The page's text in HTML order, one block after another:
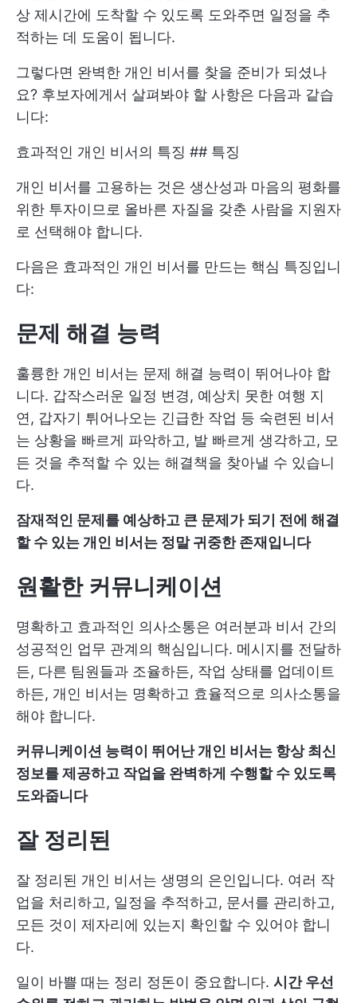
상 제시간에 도착할 수 있도록 도와주면 일정을 추
적하는 데 도움이 됩니다.
그렇다면 완벽한 개인 비서를 찾을 준비가 되셨나
요? 후보자에게서 살펴봐야 할 사항은 다음과 같습
니다:
효과적인 개인 비서의 특징 ## 특징
개인 비서를 고용하는 것은 생산성과 마음의 평화를
위한 투자이므로 올바른 자질을 갖춘 사람을 지원자
로 선택해야 합니다.
다음은 효과적인 개인 비서를 만드는 핵심 특징입니
다:
문제 해결 능력
훌륭한 개인 비서는 문제 해결 능력이 뛰어나야 합
니다. 갑작스러운 일정 변경, 예상치 못한 여행 지
연, 갑자기 튀어나오는 긴급한 작업 등 숙련된 비서
는 상황을 빠르게 파악하고, 발 빠르게 생각하고, 모
든 것을 추적할 수 있는 해결책을 찾아낼 수 있습니
다.
잠재적인 문제를 예상하고 큰 문제가 되기 전에 해결
할 수 있는 개인 비서는 정말 귀중한 존재입니다
원활한 커뮤니케이션
명확하고 효과적인 의사소통은 여러분과 비서 간의
성공적인 업무 관계의 핵심입니다. 메시지를 전달하
든, 다른 팀원들과 조율하든, 작업 상태를 업데이트
하든, 개인 비서는 명확하고 효율적으로 의사소통을
해야 합니다.
커뮤니케이션 능력이 뛰어난 개인 비서는 항상 최신
정보를 제공하고 작업을 완벽하게 수행할 수 있도록
도와줍니다
잘 정리된
잘 정리된 개인 비서는 생명의 은인입니다. 여러 작
업을 처리하고, 일정을 추적하고, 문서를 관리하고,
모든 것이 제자리에 있는지 확인할 수 있어야 합니
다.
일이 바쁠 때는 정리 정돈이 중요합니다. 시간 우선